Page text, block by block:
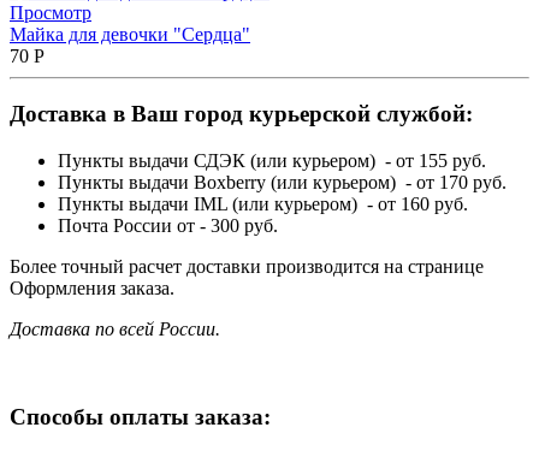
Просмотр
Майка для девочки "Сердца"
70 Р
Доставка в Ваш город курьерской службой:
Пункты выдачи СДЭК (или курьером) - от 155 руб.
Пункты выдачи Boxberry (или курьером) - от 170 руб.
Пункты выдачи IML (или курьером) - от 160 руб.
Почта России от - 300 руб.
Более точный расчет доставки производится на странице
Оформления заказа.
Доставка по всей России.
Способы оплаты заказа: